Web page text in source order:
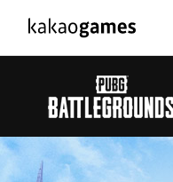
PC/모바일게임
도깨비의세계
오딘: 발할라 라이징